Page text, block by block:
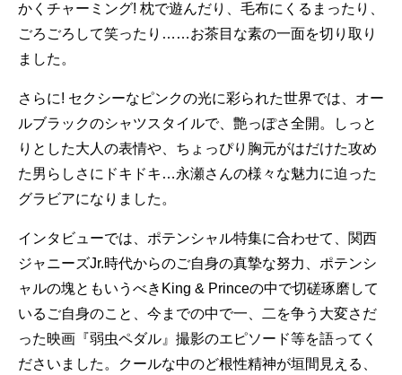
かくチャーミング! 枕で遊んだり、毛布にくるまったり、
ごろごろして笑ったり……お茶目な素の一面を切り取り
ました。
さらに! セクシーなピンクの光に彩られた世界では、オー
ルブラックのシャツスタイルで、艶っぽさ全開。しっと
りとした大人の表情や、ちょっぴり胸元がはだけた攻め
た男らしさにドキドキ…永瀬さんの様々な魅力に迫った
グラビアになりました。
インタビューでは、ポテンシャル特集に合わせて、関西
ジャニーズJr.時代からのご自身の真摯な努力、ポテンシ
ャルの塊ともいうべきKing & Princeの中で切磋琢磨して
いるご自身のこと、今までの中で一、二を争う大変さだ
った映画『弱虫ペダル』撮影のエピソード等を語ってく
ださいました。クールな中のど根性精神が垣間見える、